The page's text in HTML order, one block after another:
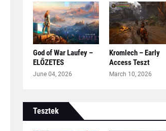
God of War Laufey –
ELŐZETES
June 04, 2026
Kromlech – Early
Access Teszt
March 10, 2026
Tesztek